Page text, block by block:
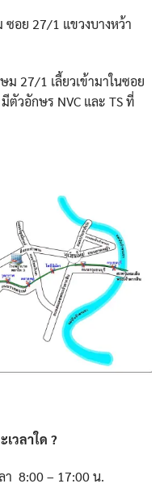
อย 27/1 แขวงบางหว้า
ม 27/1 เลี้ยวเข้ามาในซอย
วอักษร NVC และ TS ที่
วลาใด ?
า 8:00 – 17:00 น.